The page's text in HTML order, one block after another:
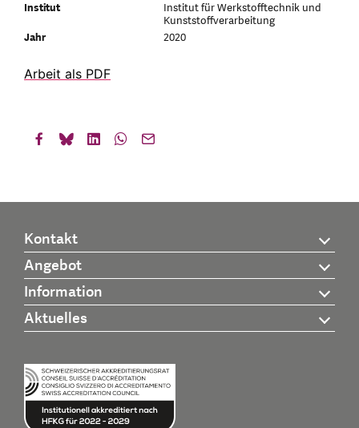
Institut
Institut für Werkstofftechnik und
Kunststoffverarbeitung
Jahr
2020
Arbeit als PDF
Kontakt
Angebot
Information
Aktuelles